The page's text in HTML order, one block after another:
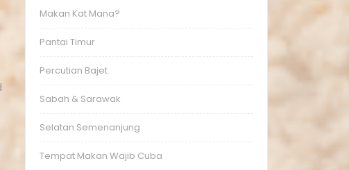
Makan Kat Mana?
Pantai Timur
Percutian Bajet
Sabah & Sarawak
Selatan Semenanjung
Tempat Makan Wajib Cuba